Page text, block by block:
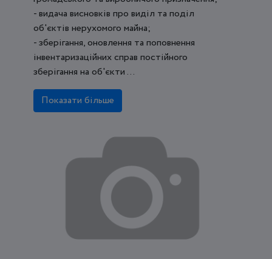
- видача висновків про виділ та поділ
об'єктів нерухомого майна;
- зберігання, оновлення та поповнення
інвентаризаційних справ постійного
зберігання на об'єкти ...
Показати більше